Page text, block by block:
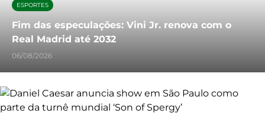
ESPORTES
Fim das especulações: Vini Jr. renova com o
Real Madrid até 2032
06/08/2026